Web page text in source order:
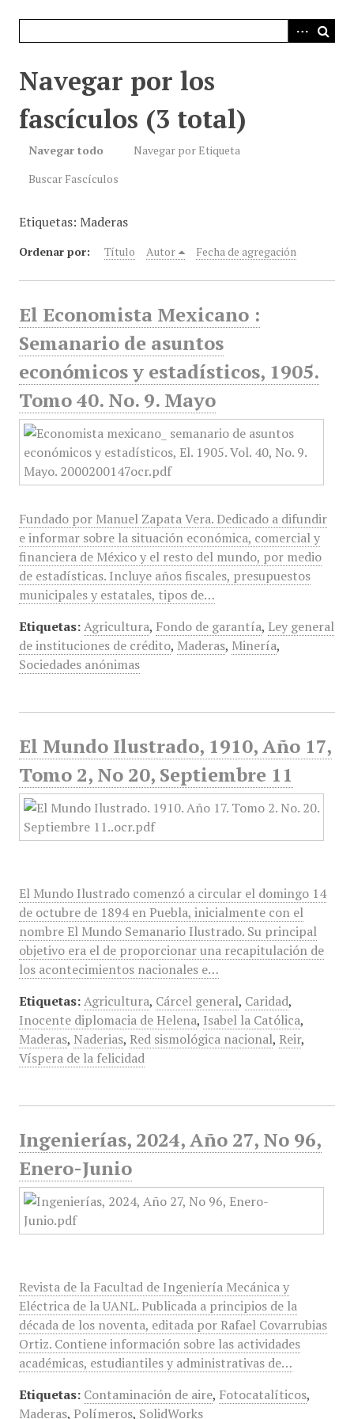
Navegar por los
fascículos (3 total)
Navegar todo
Navegar por Etiqueta
Buscar Fascículos
Etiquetas: Maderas
Ordenar por: Título Autor Fecha de agregación
El Economista Mexicano :
Semanario de asuntos
económicos y estadísticos, 1905.
Tomo 40. No. 9. Mayo
Fundado por Manuel Zapata Vera. Dedicado a difundir
e informar sobre la situación económica, comercial y
financiera de México y el resto del mundo, por medio
de estadísticas. Incluye años fiscales, presupuestos
municipales y estatales, tipos de…
Etiquetas: Agricultura, Fondo de garantía, Ley general
de instituciones de crédito, Maderas, Minería,
Sociedades anónimas
El Mundo Ilustrado, 1910, Año 17,
Tomo 2, No 20, Septiembre 11
El Mundo Ilustrado comenzó a circular el domingo 14
de octubre de 1894 en Puebla, inicialmente con el
nombre El Mundo Semanario Ilustrado. Su principal
objetivo era el de proporcionar una recapitulación de
los acontecimientos nacionales e…
Etiquetas: Agricultura, Cárcel general, Caridad,
Inocente diplomacia de Helena, Isabel la Católica,
Maderas, Naderias, Red sismológica nacional, Reir,
Víspera de la felicidad
Ingenierías, 2024, Año 27, No 96,
Enero-Junio
Revista de la Facultad de Ingeniería Mecánica y
Eléctrica de la UANL. Publicada a principios de la
década de los noventa, editada por Rafael Covarrubias
Ortiz. Contiene información sobre las actividades
académicas, estudiantiles y administrativas de…
Etiquetas: Contaminación de aire, Fotocatalíticos,
Maderas, Polímeros, SolidWorks